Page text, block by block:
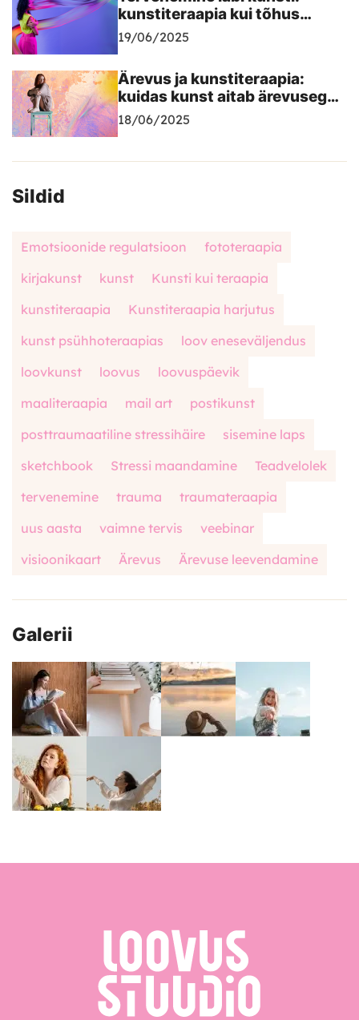
kunstiteraapia kui tõhus
tööriist traumaga toimetulekul
19/06/2025
Ärevus ja kunstiteraapia:
kuidas kunst aitab ärevusega
toime tulla?
18/06/2025
Sildid
Emotsioonide regulatsioon
fototeraapia
kirjakunst
kunst
Kunsti kui teraapia
kunstiteraapia
Kunstiteraapia harjutus
kunst psühhoteraapias
loov eneseväljendus
loovkunst
loovus
loovuspäevik
maaliteraapia
mail art
postikunst
posttraumaatiline stressihäire
sisemine laps
sketchbook
Stressi maandamine
Teadvelolek
tervenemine
trauma
traumateraapia
uus aasta
vaimne tervis
veebinar
visioonikaart
Ärevus Ärevuse leevendamine
Galerii